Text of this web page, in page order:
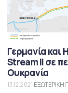
Γερμανία
Stream II σε
Ουκρανία
13.12.2021 ΕΞΩΤΕΡΙΚΗ